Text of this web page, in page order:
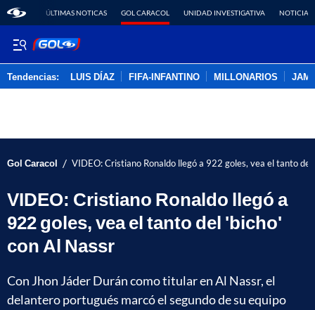
ÚLTIMAS NOTICAS GOL CARACOL UNIDAD INVESTIGATIVA NOTICIAS
Tendencias: LUIS DÍAZ FIFA-INFANTINO MILLONARIOS
Gol Caracol / VIDEO: Cristiano Ronaldo llegó a 922 goles, vea el tanto del
VIDEO: Cristiano Ronaldo llegó a
922 goles, vea el tanto del 'bicho'
con Al Nassr
Con Jhon Jáder Durán como titular en Al Nassr, el
delantero portugués marcó el segundo de su equipo